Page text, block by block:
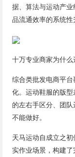
据、算法与运动产
品流通效率的系统性
十万专业商家为什么
综合类批发电商平
化。运动鞋服的版
的左右手区分、团
不能做好。
天马运动自成立之
实作业场景，构建